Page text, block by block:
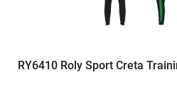
RY6410 Roly Sport Creta